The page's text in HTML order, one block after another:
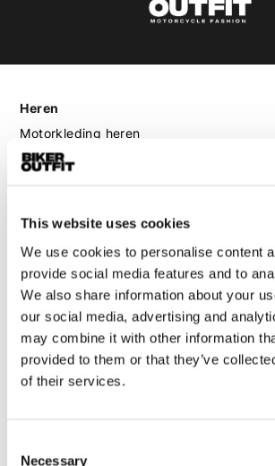
This website uses cookies
We use cookies to personalise content
provide social media features and to
We also share information about your
our social media, advertising and
may combine it with other information
provided to them or that they’ve
of their services.
Necessary
Heren
Motorkleding heren
Motorjas heren
Motorjeans heren
Motorhoodie heren
Motorhandschoenen heren